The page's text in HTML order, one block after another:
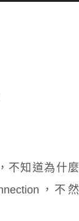
不知道為什麼
，不然